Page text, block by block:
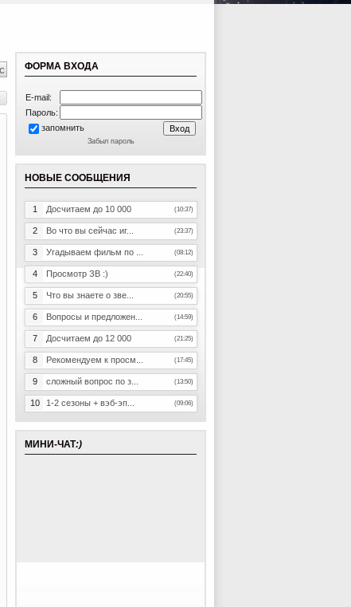
ФОРМА ВХОДА
E-mail:
Пароль:
запомнить
Забыл пароль
НОВЫЕ СООБЩЕНИЯ
1 Досчитаем до 10 000 (10:37)
2 Во что вы сейчас иг... (23:37)
3 Угадываем фильм по ... (08:12)
4 Просмотр ЗВ :) (22:40)
5 Что вы знаете о зве... (20:55)
6 Вопросы и предложен... (14:59)
7 Досчитаем до 12 000 (21:25)
8 Рекомендуем к просм... (17:45)
9 сложный вопрос по з... (13:50)
10 1-2 сезоны + вэб-эп... (09:06)
МИНИ-ЧАТ:)